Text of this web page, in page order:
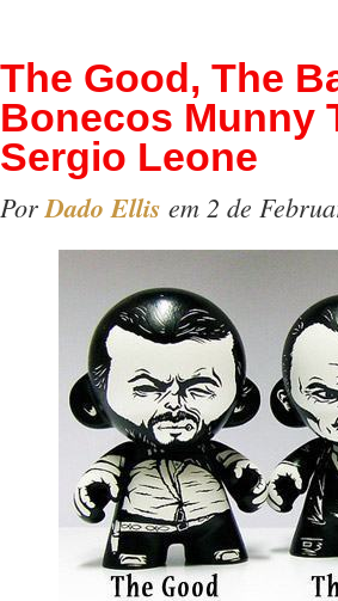
The Good, The
Bonecos Munny
Sergio Leone
Por Dado Ellis em 2 de